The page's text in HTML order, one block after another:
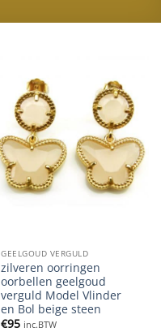
GEELGOUD VERGULD
zilveren oorringen
oorbellen geelgoud
verguld Model Vlinder
en Bol beige steen
€95 inc.BTW